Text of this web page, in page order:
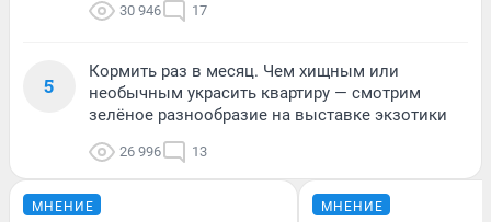
30 946 17
5
Кормить раз в месяц. Чем хищным или
необычным украсить квартиру — смотрим
зелёное разнообразие на выставке экзотики
26 996 13
МНЕНИЕ МНЕНИЕ